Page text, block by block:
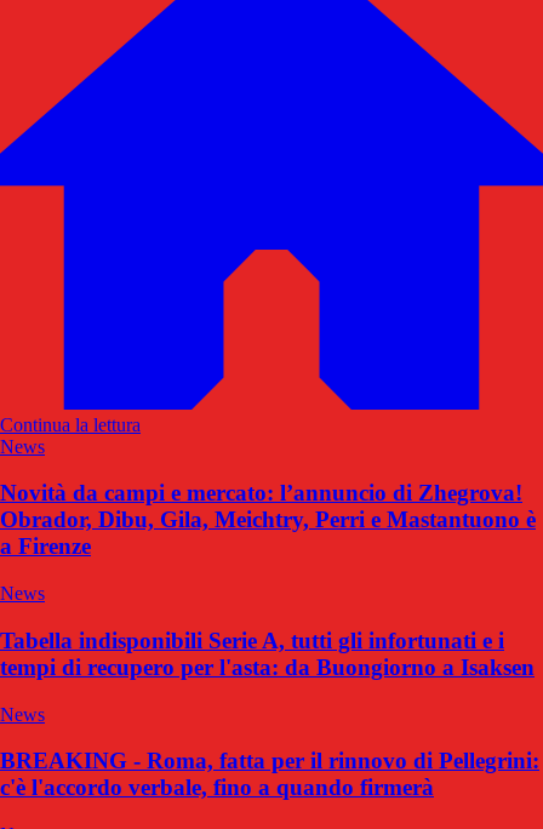
Continua la lettura
News
Novità da campi e mercato: l’annuncio di Zhegrova!
Obrador, Dibu, Gila, Meichtry, Perri e Mastantuono è
a Firenze
News
Tabella indisponibili Serie A, tutti gli infortunati e i
tempi di recupero per l'asta: da Buongiorno a Isaksen
News
BREAKING - Roma, fatta per il rinnovo di Pellegrini:
c'è l'accordo verbale, fino a quando firmerà